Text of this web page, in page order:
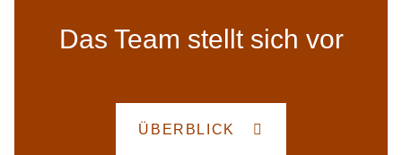
Das Team stellt sich vor
ÜBERBLICK